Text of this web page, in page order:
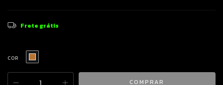
Frete grátis
COR